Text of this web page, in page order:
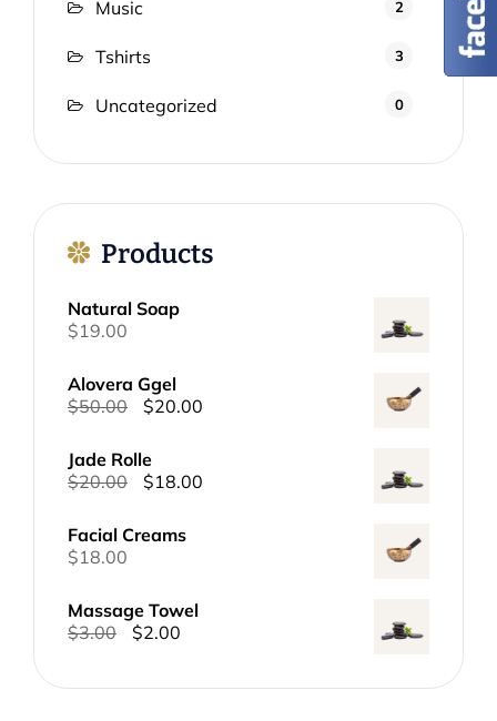
Music 2
Tshirts 3
Uncategorized 0
Products
Natural Soap
$19.00
Alovera Ggel
$50.00
Pierwotna
$50.00.
$20.00
Jade Rolle
$20.00
Pierwotna
$20.00.
$18.00
Facial Creams
$18.00
Massage Towel
$3.00
Pierwotna
$2.00